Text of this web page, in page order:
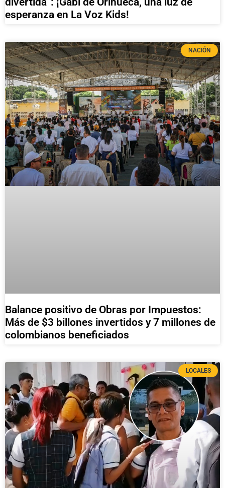
esperanza en La Voz Kids!
NACIÓN
Balance positivo de Obras por Impuestos:
Más de $3 billones invertidos y 7 millones de
colombianos beneficiados
LOCALES